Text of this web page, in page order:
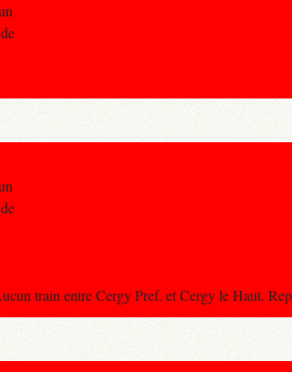
train entre Cergy Pref. et Cergy le Haut.